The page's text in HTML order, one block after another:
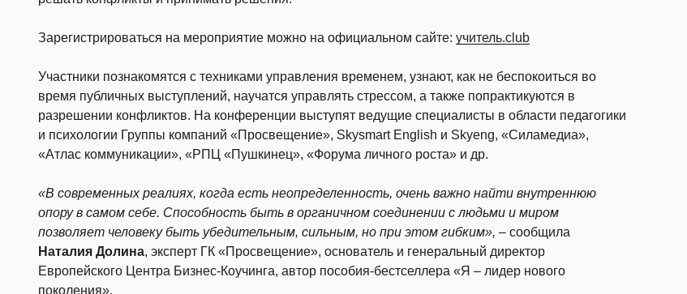
Зарегистрироваться на мероприятие можно на официальном сайте: учитель.club
Участники познакомятся с техниками управления временем, узнают, как не беспокоиться во
время публичных выступлений, научатся управлять стрессом, а также попрактикуются в
разрешении конфликтов. На конференции выступят ведущие специалисты в области педагогики
и психологии Группы компаний «Просвещение», Skysmart English и Skyeng, «Силамедиа»,
«Атлас коммуникации», «РПЦ «Пушкинец», «Форума личного роста» и др.
«В современных реалиях, когда есть неопределенность, очень важно найти внутреннюю
опору в самом себе. Способность быть в органичном соединении с людьми и миром
позволяет человеку быть убедительным, сильным, но при этом гибким», – сообщила
Наталия Долина, эксперт ГК «Просвещение», основатель и генеральный директор
Европейского Центра Бизнес-Коучинга, автор пособия-бестселлера «Я – лидер нового
поколения».